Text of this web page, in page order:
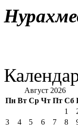
Август 2026
Пн Вт Ср Чт Пт Сб
1
3
4 5 6 7 8